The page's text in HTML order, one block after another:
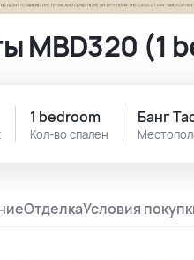
MBD320 (1
Кол-во спален
1 bedroom Банг
ОтделкаУсловия